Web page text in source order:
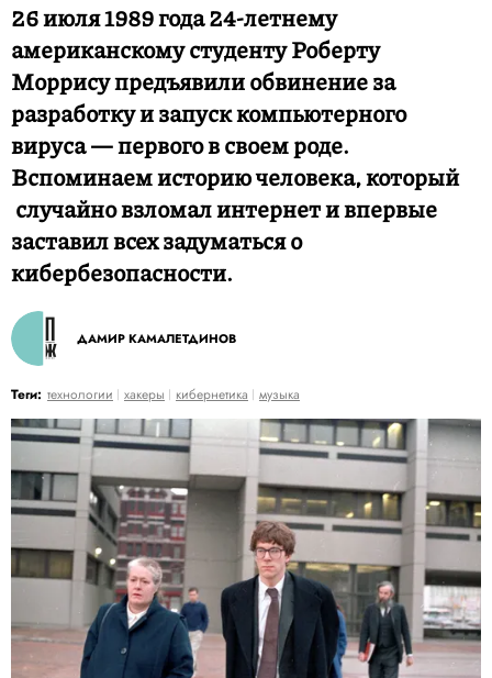
26 июля 1989 года 24-летнему
американскому студенту Роберту
Моррису предъявили обвинение за
разработку и запуск компьютерного
вируса — первого в своем роде.
Вспоминаем историю человека, который
случайно взломал интернет и впервые
заставил всех задуматься о
кибербезопасности.
ДАМИР КАМАЛЕТДИНОВ
Теги: технологии хакеры кибернетика музыка